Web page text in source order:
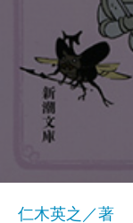
仁木英之／著